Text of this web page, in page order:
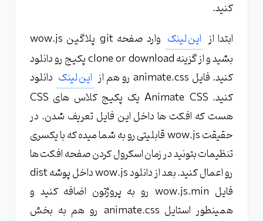
کنید.
ابتدا از این لینک
وارد صفحه git پلاگین wow.js
بشید و از گزینه clone or download پکیج رو دانلود
کنید. فایل animate.css رو هم از
این لینک دانلود
کنید. Animate CSS یک پکیج کلاس های CSS
هست که افکت ها داخل این فایل تعریف شدن. در
حقیقت wow.js قابلیتی رو به شما میده که با یکسری
تنظیمات بتونید در زمان اسکرول کردن صفحه افکت ها
رو اعمال کنید. بعد از دانلود wow.js داخل پوشه dist
فایل wow.js.min رو به پروژتون اضافه کنید و
همینطور استایل animate.css رو هم به بخش